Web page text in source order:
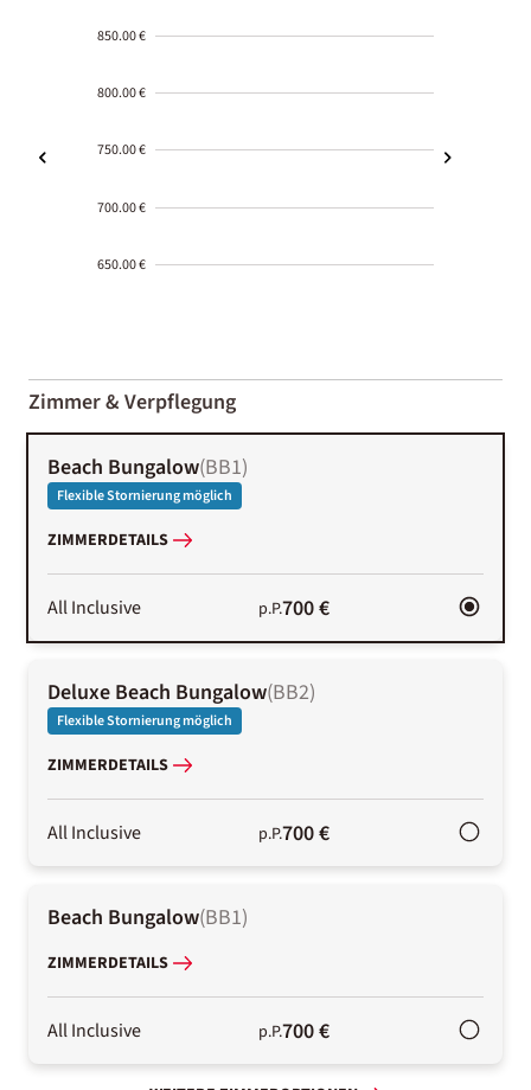
850.00 €
800.00 €
750.00 €
700.00 €
650.00 €
01-02
Zimmer & Verpflegung
Beach Bungalow(BB1)
Flexible Stornierung möglich
ZIMMERDETAILS
All Inclusive p.P.700 €
Deluxe Beach Bungalow(BB2)
Flexible Stornierung möglich
ZIMMERDETAILS
All Inclusive p.P.700 €
Beach Bungalow(BB1)
ZIMMERDETAILS
All Inclusive p.P.700 €